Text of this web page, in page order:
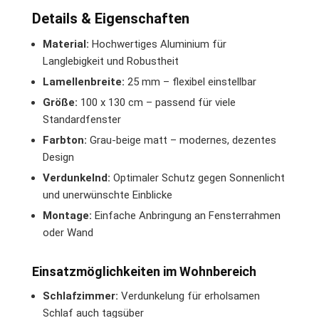
Details & Eigenschaften
Material: Hochwertiges Aluminium für
Langlebigkeit und Robustheit
Lamellenbreite: 25 mm – flexibel einstellbar
Größe: 100 x 130 cm – passend für viele
Standardfenster
Farbton: Grau-beige matt – modernes, dezentes
Design
Verdunkelnd: Optimaler Schutz gegen Sonnenlicht
und unerwünschte Einblicke
Montage: Einfache Anbringung an Fensterrahmen
oder Wand
Einsatzmöglichkeiten im Wohnbereich
Schlafzimmer: Verdunkelung für erholsamen
Schlaf auch tagsüber